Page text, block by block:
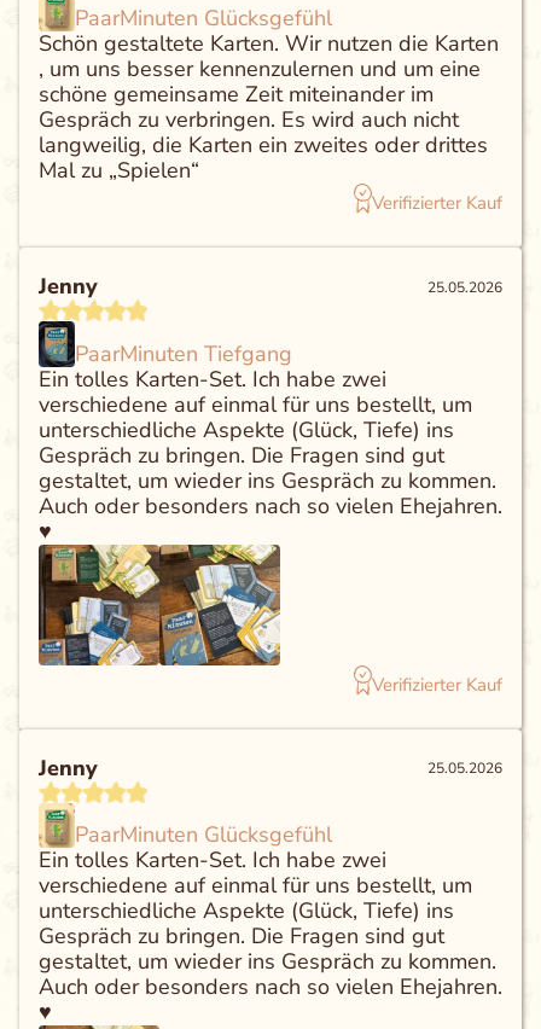
PaarMinuten Glücksgefühl
Schön gestaltete Karten. Wir nutzen die Karten
, um uns besser kennenzulernen und um eine
schöne gemeinsame Zeit miteinander im
Gespräch zu verbringen. Es wird auch nicht
langweilig, die Karten ein zweites oder drittes
Mal zu „Spielen“
Verifizierter Kauf
Jenny 25.05.2026
PaarMinuten Tiefgang
Ein tolles Karten-Set. Ich habe zwei
verschiedene auf einmal für uns bestellt, um
unterschiedliche Aspekte (Glück, Tiefe) ins
Gespräch zu bringen. Die Fragen sind gut
gestaltet, um wieder ins Gespräch zu kommen.
Auch oder besonders nach so vielen Ehejahren.
♥️
Verifizierter Kauf
Jenny 25.05.2026
PaarMinuten Glücksgefühl
Ein tolles Karten-Set. Ich habe zwei
verschiedene auf einmal für uns bestellt, um
unterschiedliche Aspekte (Glück, Tiefe) ins
Gespräch zu bringen. Die Fragen sind gut
gestaltet, um wieder ins Gespräch zu kommen.
Auch oder besonders nach so vielen Ehejahren.
♥️